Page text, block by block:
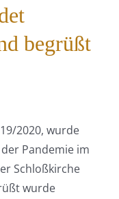
begrüßt
2020, wurde
Pandemie im
Schloßkirche
wurde